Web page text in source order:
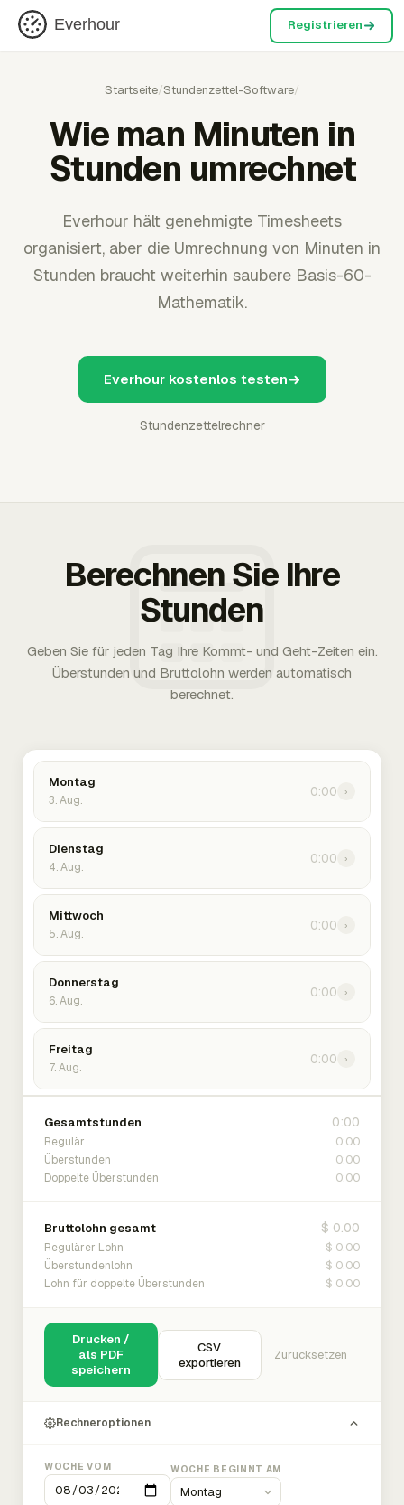
Everhour Registrieren
Startseite/Stundenzettel-Software/
Wie man Minuten in
Stunden umrechnet
Everhour hält genehmigte Timesheets
organisiert, aber die Umrechnung von Minuten in
Stunden braucht weiterhin saubere Basis-60-
Mathematik.
Everhour kostenlos testen
Stundenzettelrechner
Berechnen Sie Ihre
Stunden
Geben Sie für jeden Tag Ihre Kommt- und Geht-Zeiten ein.
Überstunden und Bruttolohn werden automatisch
berechnet.
Montag
3. Aug.
0:00 ›
Dienstag
4. Aug.
0:00 ›
Mittwoch
5. Aug.
0:00 ›
Donnerstag
6. Aug.
0:00 ›
Freitag
7. Aug.
0:00 ›
Gesamtstunden 0:00
Regulär 0:00
Überstunden 0:00
Doppelte Überstunden 0:00
Bruttolohn gesamt $ 0.00
Regulärer Lohn $ 0.00
Überstundenlohn $ 0.00
Lohn für doppelte Überstunden $ 0.00
Drucken /
als PDF
speichern
CSV
exportieren
Zurücksetzen
Rechneroptionen
WOCHE VOM WOCHE BEGINNT AM